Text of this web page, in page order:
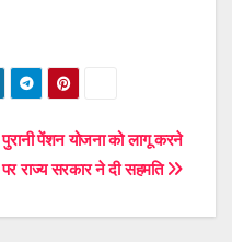
पुरानी पेंशन योजना को लागू करने
पर राज्य सरकार ने दी सहमति